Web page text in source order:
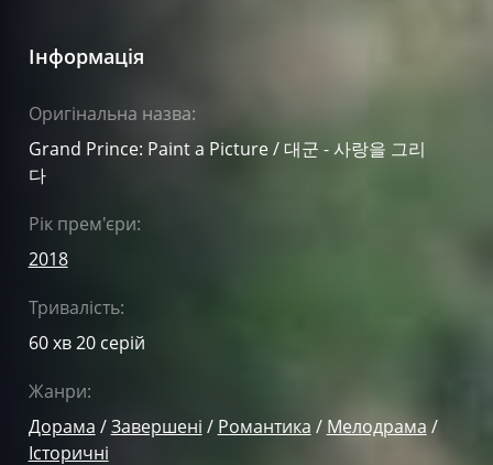
Інформація
Оригінальна назва:
Grand Prince: Paint a Picture / 대군 - 사랑을 그리
다
Рік прем'єри:
2018
Тривалість:
60 хв 20 серій
Жанри:
Дорама /Завершені / Романтика / Мелодрама /
Історичні